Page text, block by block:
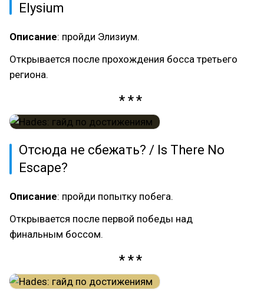
Elysium
Описание: пройди Элизиум.
Открывается после прохождения босса третьего
региона.
Отсюда не сбежать? / Is There No
Escape?
Описание: пройди попытку побега.
Открывается после первой победы над
финальным боссом.